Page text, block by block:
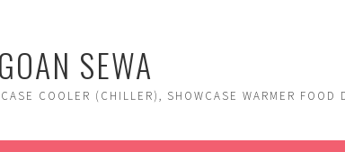
SEWA
COOLER (CHILLER), SHOWCASE WARMER FOOD